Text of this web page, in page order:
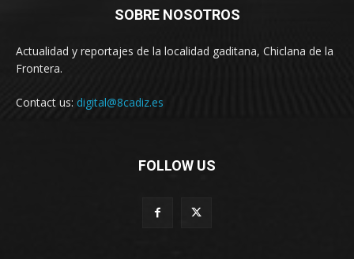
SOBRE NOSOTROS
Actualidad y reportajes de la localidad gaditana, Chiclana de la
Frontera.
Contact us: digital@8cadiz.es
FOLLOW US